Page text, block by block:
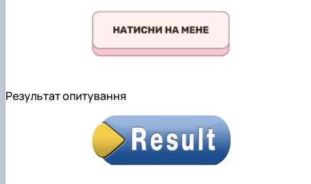
Результат опитування